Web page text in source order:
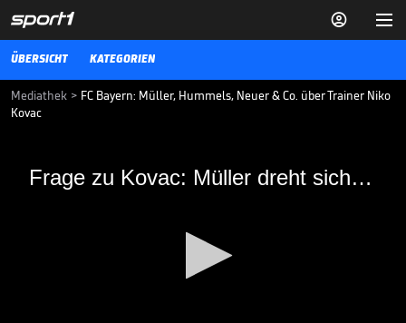


ÜBERSICHT KATEGORIEN
Mediathek > FC Bayern: Müller, Hummels, Neuer & Co. über Trainer Niko
Kovac
Frage zu Kovac: Müller dreht sich weg
Frage zu Kovac: Müller dreht sich weg
beurteilen, Thomas Müller reagiert genervt.